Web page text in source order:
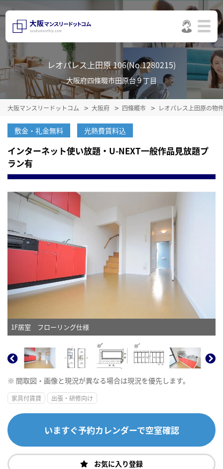
レオパレス上田原 106(No.1280215)
大阪府四條畷市田原台９丁目
大阪マンスリードットコム 大阪府 四條畷市 レオパレス上田原の物
敷金・礼金無料 光熱費賃料込
インターネット使い放題・U-NEXT一般作品見放題プ
ラン有
1F居室 フローリング仕様
※ 間取図・画像と現況が異なる場合は現況を優先します。
家具付賃貸 出張・研修向け
いますぐ予約カレンダーで空室確認
お気に入り登録